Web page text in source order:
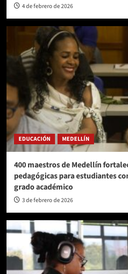
4 de febrero de 2026
EDUCACIÓN MEDELLÍN
400 maestros de Medellín
pedagógicas para estudiantes
grado académico
3 de febrero de 2026